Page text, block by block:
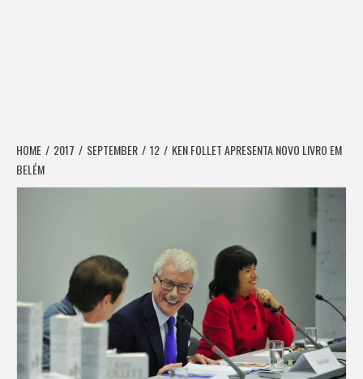
HOME 2017 SEPTEMBER 12
KEN FOLLET APRESENTA NOVO LIVRO EM
BELÉM